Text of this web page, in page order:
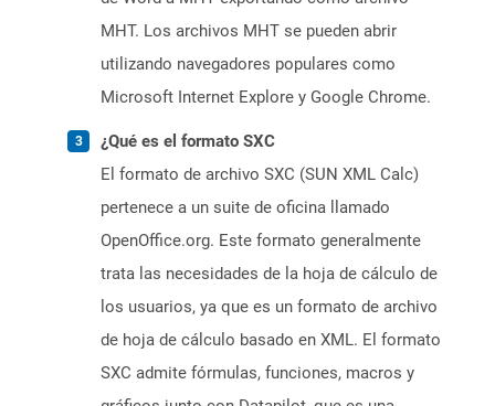
MHT. Los archivos MHT se pueden abrir
utilizando navegadores populares como
Microsoft Internet Explore y Google Chrome.
¿Qué es el formato SXC
El formato de archivo SXC (SUN XML Calc)
pertenece a un suite de oficina llamado
OpenOffice.org. Este formato generalmente
trata las necesidades de la hoja de cálculo de
los usuarios, ya que es un formato de archivo
de hoja de cálculo basado en XML. El formato
SXC admite fórmulas, funciones, macros y